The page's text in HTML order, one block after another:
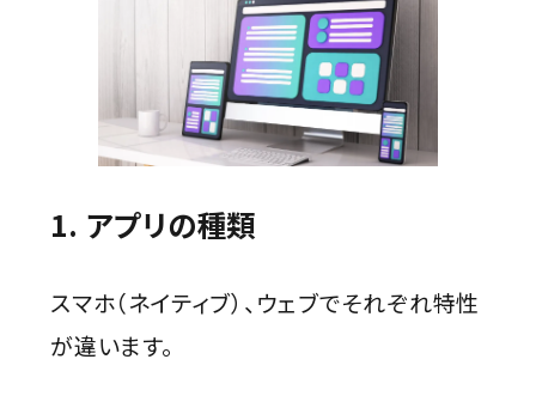
1. アプリの種類
スマホ（ネイティブ）、ウェブでそれぞれ特性
が違います。